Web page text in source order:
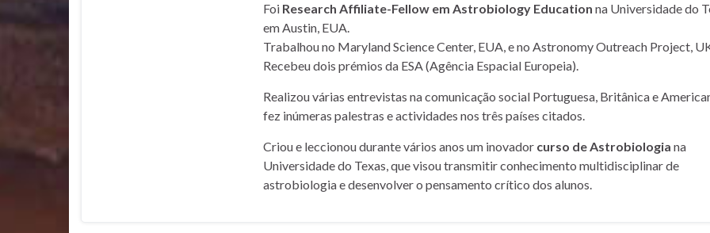
Foi Research Affiliate-Fellow em Astrobiology Education na Universidade do
em Austin, EUA.
Trabalhou no Maryland Science Center, EUA, e no Astronomy Outreach Project,
Recebeu dois prémios da ESA (Agência Espacial Europeia).
Realizou várias entrevistas na comunicação social Portuguesa, Britânica e
fez inúmeras palestras e actividades nos três países citados.
Criou e leccionou durante vários anos um inovador curso de Astrobiologia na
Universidade do Texas, que visou transmitir conhecimento multidisciplinar de
astrobiologia e desenvolver o pensamento crítico dos alunos.